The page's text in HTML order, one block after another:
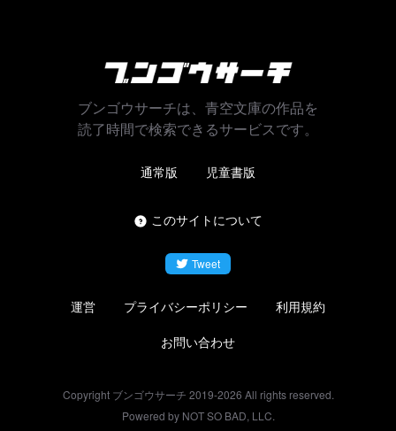
ブンゴウサーチは、青空文庫の作品を
読了時間で検索できるサービスです。
通常版 児童書版
このサイトについて
Tweet
運営 プライバシーポリシー
利用規約
お問い合わせ
Copyright ブンゴウサーチ 2019-2026 All rights reserved.
Powered by NOT SO BAD, LLC.